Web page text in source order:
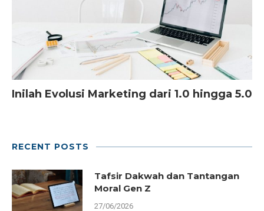
Inilah Evolusi Marketing dari 1.0 hingga 5.0
RECENT POSTS
Tafsir Dakwah dan Tantangan
Moral Gen Z
27/06/2026